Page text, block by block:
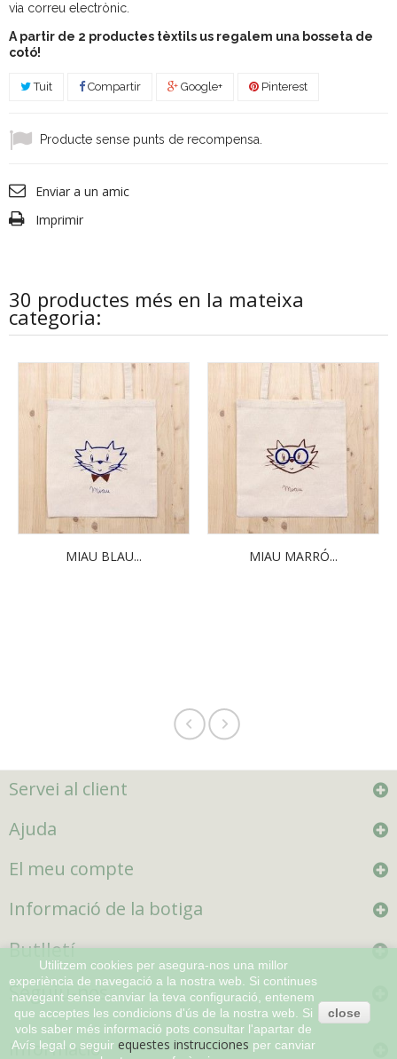
via correu electrònic.
A partir de 2 productes tèxtils us regalem una bosseta de
cotó!
Tuit Compartir Google+ Pinterest
Producte sense punts de recompensa.
Enviar a un amic
Imprimir
30 productes més en la mateixa
categoria:
MIAU BLAU... MIAU MARRÓ...
Servei al client
Ajuda
El meu compte
Informació de la botiga
Utilitzem cookies per asegura-nos una millor
experiència de navegació a la nostra web. Si continues
navegant sense canviar la teva configuració, entenem
que acceptes les condicions d'ús de la nostra web. Si
vols saber més informació pots consultar l'apartar de
Avís legal o seguir equestes instrucciones per canviar
close
Butlletí
Seguiu-nos
Informació